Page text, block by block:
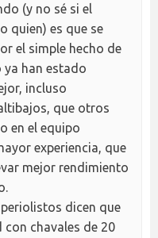
(y no sé si el
quien) es que se
el simple hecho de
ya han estado
incluso
que otros
en el equipo
experiencia, que
mejor rendimiento
dicen que
chavales de 20